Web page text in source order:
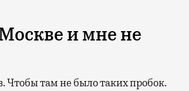
и мне не
Чтобы там не было таких пробок.